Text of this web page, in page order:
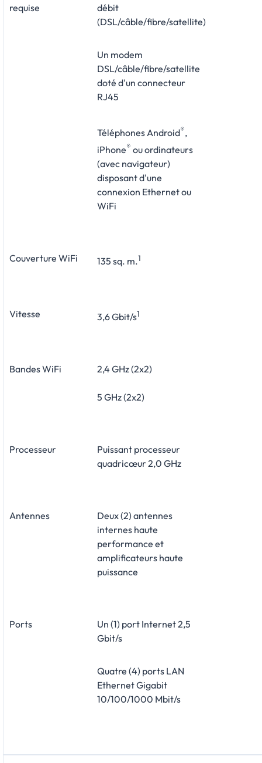
requise
débit
(DSL/câble/fibre/satellite)
Un modem
DSL/câble/fibre/satellite
doté d'un connecteur
RJ45
Téléphones Android®,
iPhone® ou ordinateurs
(avec navigateur)
disposant d'une
connexion Ethernet ou
WiFi
Couverture WiFi 135 sq. m.1
Vitesse 3,6 Gbit/s1
Bandes WiFi 2,4 GHz (2x2)
5 GHz (2x2)
Processeur
Puissant processeur
quadricœur 2,0 GHz
Antennes
Deux (2) antennes
internes haute
performance et
amplificateurs haute
puissance
Ports
Un (1) port Internet 2,5
Gbit/s
Quatre (4) ports LAN
Ethernet Gigabit
10/100/1000 Mbit/s